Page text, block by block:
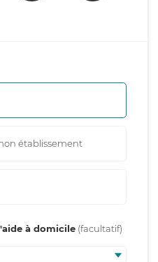
établissement
à domicile